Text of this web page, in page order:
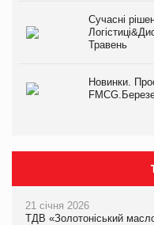
Сучасні
Травень
Новинки.
21 січня 2026
ТДВ «Золотоніський